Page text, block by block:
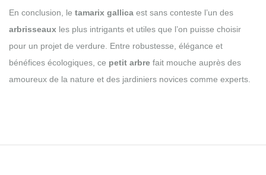
En conclusion, le tamarix gallica est sans conteste l’un des
arbrisseaux les plus intrigants et utiles que l’on puisse choisir
pour un projet de verdure. Entre robustesse, élégance et
bénéfices écologiques, ce petit arbre fait mouche auprès des
amoureux de la nature et des jardiniers novices comme experts.